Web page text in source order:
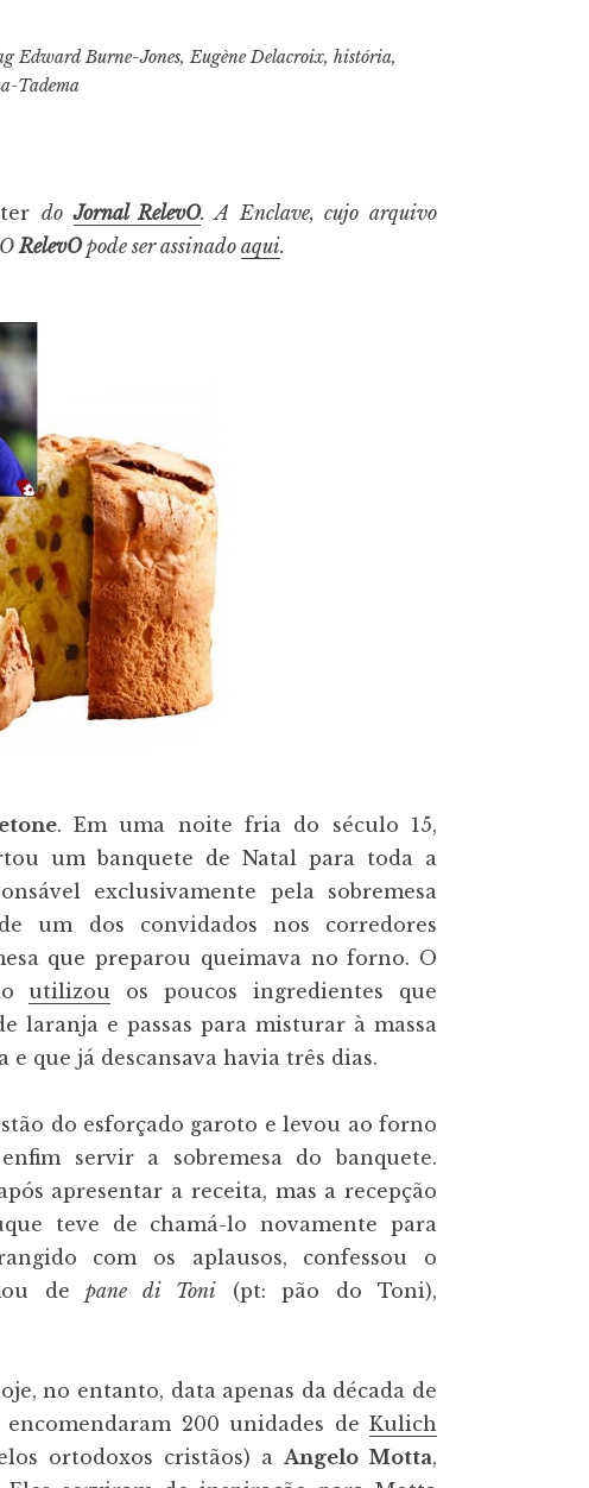
Edward Burne-Jones,Eugène Delacroix, história,
Tadema
doJornal RelevO. A Enclave, cujo arquivo
RelevOpode ser assinadoaqui.
. Em uma noite fria do século 15,
um banquete de Natal para toda a
exclusivamente pela sobremesa
um dos convidados nos corredores
que preparou queimava no forno. O
utilizou
os poucos ingredientes que
laranja e passas para misturar à massa
que já descansava havia três dias.
do esforçado garoto e levou ao forno
servir a sobremesa do banquete.
apresentar a receita, mas a recepção
teve de chamá-lo novamente para
com os aplausos, confessou o
depane di Toni (pt: pão do Toni),
no entanto, data apenas da década de
200 unidades de Kulich
ortodoxos cristãos) a Angelo Motta,